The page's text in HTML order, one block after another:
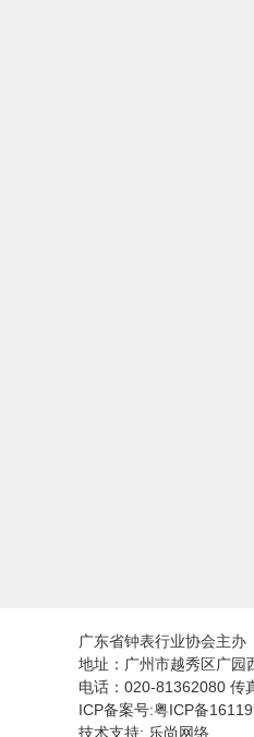
广东省钟表行业协会主
地址：广州市越秀区广园
电话：020-81362080 传
ICP备案号:粤ICP备
技术支持: 乐尚网络